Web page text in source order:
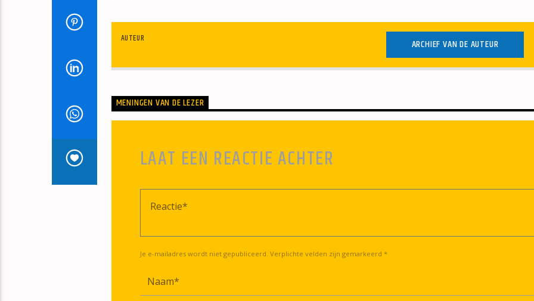
AUTEUR ARCHIEF VAN DE AUTEUR
MENINGEN VAN DE LEZER
LAAT EEN REACTIE ACHTER
Je e-mailadres wordt niet gepubliceerd. Verplichte velden zijn gemarkeerd *